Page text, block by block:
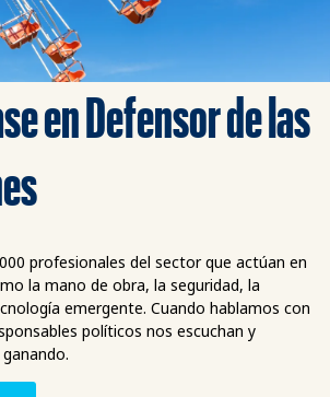
en Defensor de las
profesionales del sector que actúan en
la mano de obra, la seguridad, la
emergente. Cuando hablamos con
políticos nos escuchan y